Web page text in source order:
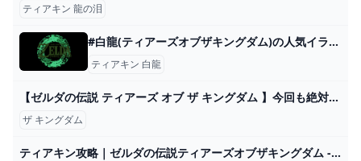
ティアキン 龍の泪
#白龍(ティアーズオブザキングダム)の人気イラストやマンガ - pixiv
ティアキン 白龍
【ゼルダの伝説 ティアーズ オブ ザ キングダム 】今回も絶対アツいだろ！ティアキン【初見プレイ】！※ネタバレ注意！#12 - YouTube
ザ キングダム
ティアキン攻略｜ゼルダの伝説ティアーズオブザキングダム - ゲームウィズ【2024】 ゼルダの伝説 ティアーズ ゼルダ